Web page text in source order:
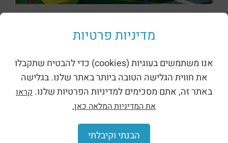
מדיניות פרטיות
אנו משתמשים בעוגיות (cookies) כדי להבטיח שתקבלו
את חווית הגלישה הטובה ביותר באתר שלנו. בגלישה
באתר זה, אתם מסכימים למדיניות הפרטיות שלנו. קראו
את המדיניות המלאה כאן.
הבנתי וקיבלתי